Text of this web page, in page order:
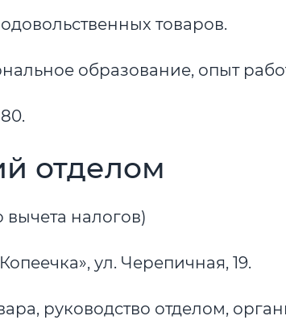
товаров.
образование, опыт
отделом
вычета налогов)
ул. Черепичная, 19.
руководство отделом,